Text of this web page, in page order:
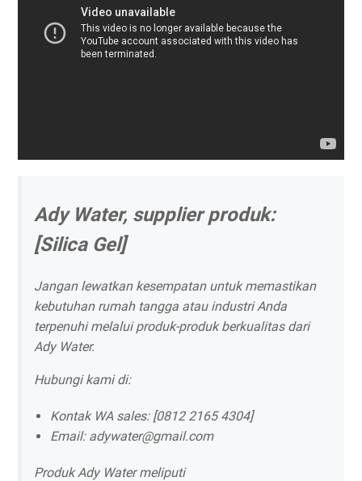
Ady Water, supplier produk:
[Silica Gel]
Jangan lewatkan kesempatan untuk memastikan
kebutuhan rumah tangga atau industri Anda
terpenuhi melalui produk-produk berkualitas dari
Ady Water.
Hubungi kami di:
Kontak WA sales: [0812 2165 4304]
Email: adywater@gmail.com
Produk Ady Water meliputi